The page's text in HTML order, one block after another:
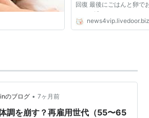
回復 最後にごはんと卵で
きなら濃いアイスクリー
て お腹がいっぱいになっ
のブログ • 7ヶ月前
調を崩す？再雇用世代（55〜65